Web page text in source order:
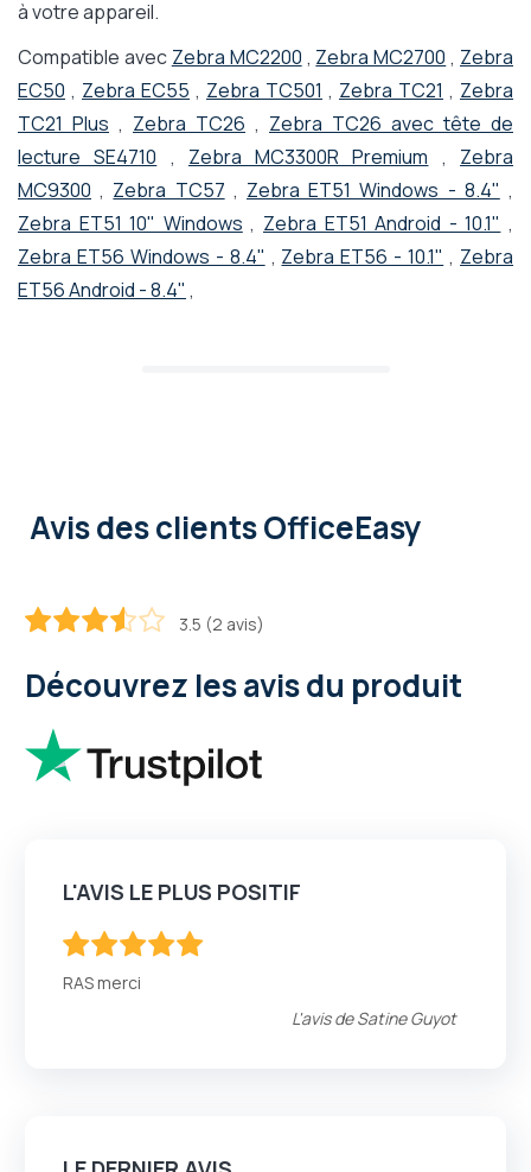
à votre appareil.
Compatible avec Zebra MC2200 , Zebra MC2700 , Zebra
EC50 , Zebra EC55 , Zebra TC501 , Zebra TC21 , Zebra
TC21 Plus , Zebra TC26 , Zebra TC26 avec tête de
lecture SE4710 , Zebra MC3300R Premium , Zebra
MC9300 , Zebra TC57 , Zebra ET51 Windows - 8.4" ,
Zebra ET51 10" Windows , Zebra ET51 Android - 10.1" ,
Zebra ET56 Windows - 8.4" , Zebra ET56 - 10.1" , Zebra
ET56 Android - 8.4" ,
Avis des clients OfficeEasy
3.5 (2 avis)
Découvrez les avis du produit
L'AVIS LE PLUS POSITIF
RAS merci
L'avis deSatine Guyot